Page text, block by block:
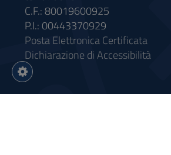
C.F.: 80019600925
P.I.: 00443370929
Posta Elettronica Certificata
Dichiarazione di Accessibilità
Impostazioni
cookie